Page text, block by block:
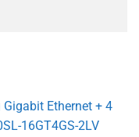
Ethernet + 4
16GT4GS-2LV